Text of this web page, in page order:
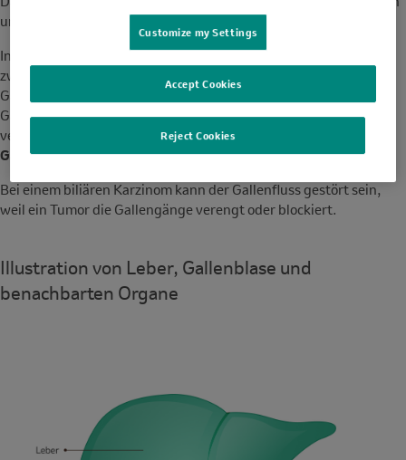
und bestimmte Abfallstoffe auszuscheiden.
In der
verlaufen zahlreiche kleine Gallengänge, die sich zu
zwei grösseren Hauptgängen – dem rechten und dem linken
Gallengang – vereinigen. Durch diese Gallengänge wird die
Gallenflüssigkeit transportiert. Die beiden Hauptgänge
verbinden sich ausserhalb der Leber zu einem
Gallengang, der in den Dünndarm führt.
Bei einem biliären Karzinom kann der Gallenfluss gestört sein,
weil ein Tumor die Gallengänge verengt oder blockiert.
Illustration von Leber, Gallenblase und
benachbarten Organe
Customize my Settings
Reject Cookies
Accept Cookies